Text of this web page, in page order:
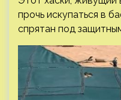
прочь искупаться в
спрятан под